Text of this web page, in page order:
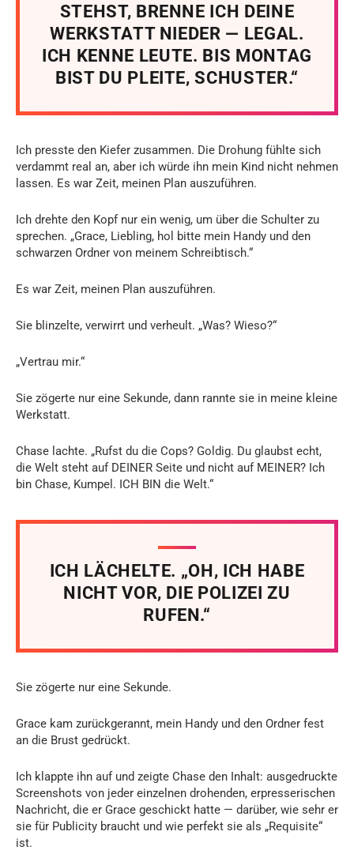
STEHST, BRENNE ICH DEINE
WERKSTATT NIEDER — LEGAL.
ICH KENNE LEUTE. BIS MONTAG
BIST DU PLEITE, SCHUSTER.“
Ich presste den Kiefer zusammen. Die Drohung fühlte sich
verdammt real an, aber ich würde ihn mein Kind nicht nehmen
lassen. Es war Zeit, meinen Plan auszuführen.
Ich drehte den Kopf nur ein wenig, um über die Schulter zu
sprechen. „Grace, Liebling, hol bitte mein Handy und den
schwarzen Ordner von meinem Schreibtisch.“
Es war Zeit, meinen Plan auszuführen.
Sie blinzelte, verwirrt und verheult. „Was? Wieso?“
„Vertrau mir.“
Sie zögerte nur eine Sekunde, dann rannte sie in meine kleine
Werkstatt.
Chase lachte. „Rufst du die Cops? Goldig. Du glaubst echt,
die Welt steht auf DEINER Seite und nicht auf MEINER? Ich
bin Chase, Kumpel. ICH BIN die Welt.“
ICH LÄCHELTE. „OH, ICH HABE
NICHT VOR, DIE POLIZEI ZU
RUFEN.“
Sie zögerte nur eine Sekunde.
Grace kam zurückgerannt, mein Handy und den Ordner fest
an die Brust gedrückt.
Ich klappte ihn auf und zeigte Chase den Inhalt: ausgedruckte
Screenshots von jeder einzelnen drohenden, erpresserischen
Nachricht, die er Grace geschickt hatte — darüber, wie sehr er
sie für Publicity braucht und wie perfekt sie als „Requisite“
ist.